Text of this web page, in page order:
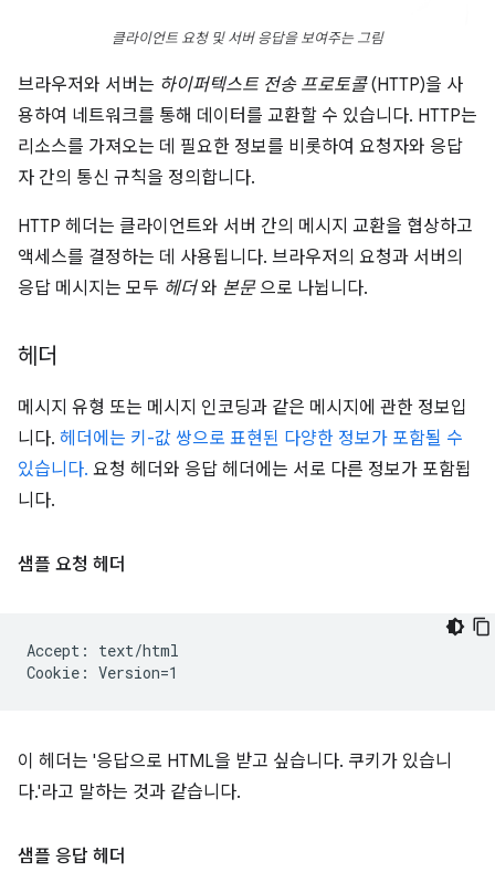
클라이언트 요청 및 서버 응답을 보여주는 그림
브라우저와 서버는 하이퍼텍스트 전송 프로토콜(HTTP)을 사
용하여 네트워크를 통해 데이터를 교환할 수 있습니다. HTTP는
리소스를 가져오는 데 필요한 정보를 비롯하여 요청자와 응답
자 간의 통신 규칙을 정의합니다.
HTTP 헤더는 클라이언트와 서버 간의 메시지 교환을 협상하고
액세스를 결정하는 데 사용됩니다. 브라우저의 요청과 서버의
응답 메시지는 모두 헤더와 본문으로 나뉩니다.
헤더
메시지 유형 또는 메시지 인코딩과 같은 메시지에 관한 정보입
니다. 헤더에는 키-값 쌍으로 표현된 다양한 정보가 포함될 수
있습니다. 요청 헤더와 응답 헤더에는 서로 다른 정보가 포함됩
니다.
샘플 요청 헤더
Accept: text/html
이 헤더는 '응답으로 HTML을 받고 싶습니다. 쿠키가 있습니
다.'라고 말하는 것과 같습니다.
샘플 응답 헤더